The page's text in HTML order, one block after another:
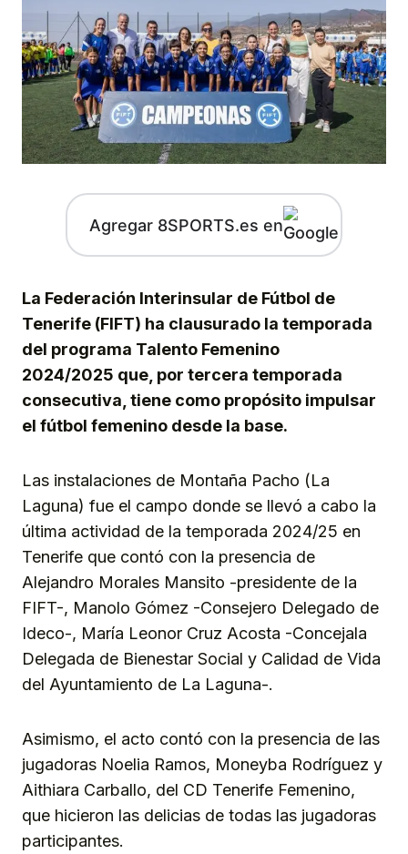
Agregar 8SPORTS.es en
La Federación Interinsular de Fútbol de
Tenerife (FIFT) ha clausurado la temporada
del programa Talento Femenino
2024/2025 que, por tercera temporada
consecutiva, tiene como propósito impulsar
el fútbol femenino desde la base.
Las instalaciones de Montaña Pacho (La
Laguna) fue el campo donde se llevó a cabo la
última actividad de la temporada 2024/25 en
Tenerife que contó con la presencia de
Alejandro Morales Mansito -presidente de la
FIFT-, Manolo Gómez -Consejero Delegado de
Ideco-, ⁠María Leonor Cruz Acosta -Concejala
Delegada de Bienestar Social y Calidad de Vida
del Ayuntamiento de La Laguna-.
Asimismo, el acto contó con la presencia de las
jugadoras Noelia Ramos, Moneyba Rodríguez y
Aithiara Carballo, del CD Tenerife Femenino,
que hicieron las delicias de todas las jugadoras
participantes.